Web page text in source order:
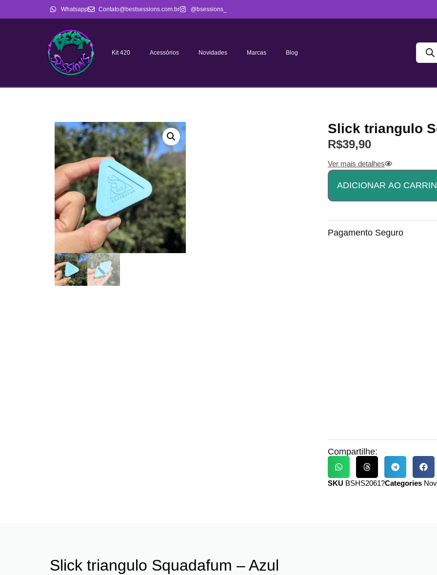
Whatsapp Contato@bestsessions.com.br @bsessions_
Kit 420 Acessórios Novidades Marcas Blog
Slick triangulo
R$39,90
Pagamento Seguro
Compartilhe:
SKU BSHS2061?Categories
Ver mais detalhes
ADICIONAR AO
Slick triangulo Squadafum – Azul